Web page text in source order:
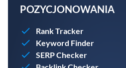
POZYCJONOWANIA
Rank Tracker
Keyword Finder
SERP Checker